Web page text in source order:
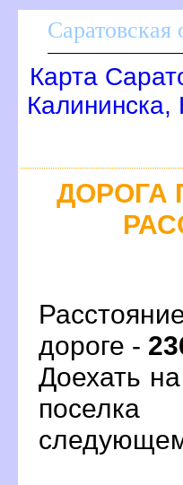
Саратовская
Карта
Калининска,
ДОРОГА
дороге -
Доехать